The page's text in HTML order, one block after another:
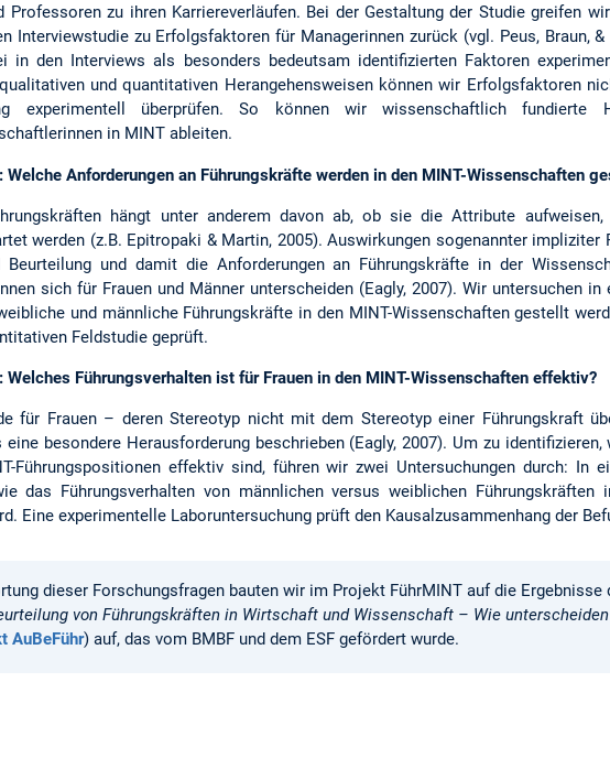
Professoren zu ihren Karriereverläufen. Bei der Gestaltung der Studie greifen
Interviewstudie zu Erfolgsfaktoren für Managerinnen zurück (vgl. Peus, Braun,
in den Interviews als besonders bedeutsam identifizierten Faktoren
und quantitativen Herangehensweisen können wir Erfolgsfaktoren
experimentell überprüfen. So können wir wissenschaftlich fundierte
in MINT ableiten.
Welche Anforderungen an Führungskräfte werden in den MINT-Wissenschaften
hängt unter anderem davon ab, ob sie die Attribute
werden (z.B. Epitropaki & Martin, 2005). Auswirkungen sogenannter impliziter
Beurteilung und damit die Anforderungen an Führungskräfte in der
sich für Frauen und Männer unterscheiden (Eagly, 2007). Wir untersuchen
und männliche Führungskräfte in den MINT-Wissenschaften gestellt
Feldstudie geprüft.
Welches Führungsverhalten ist für Frauen in den MINT-Wissenschaften effektiv?
für Frauen – deren Stereotyp nicht mit dem Stereotyp einer Führungskraft
besondere Herausforderung beschrieben (Eagly, 2007). Um zu
Führungspositionen effektiv sind, führen wir zwei Untersuchungen durch: In
das Führungsverhalten von männlichen versus weiblichen Führungskräften
Eine experimentelle Laboruntersuchung prüft den Kausalzusammenhang der
dieser Forschungsfragen bauten wir im Projekt FührMINT auf die
von Führungskräften in Wirtschaft und Wissenschaft – Wie
AuBeFühr) auf, das vom BMBF und dem ESF gefördert wurde.